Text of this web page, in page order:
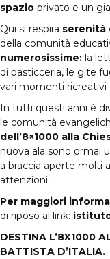
spazio privato e un
Qui si respira
della comunità
numerosissime: la
di pasticceria, le gite
vari momenti ricreativi
In tutti questi anni è
le comunità
dell’8×1000 alla
nuova ala sono ormai
a braccia aperte molti
attenzioni.
Per maggiori
di riposo al link:
DESTINA L’8X1000
BATTISTA D’ITALIA.